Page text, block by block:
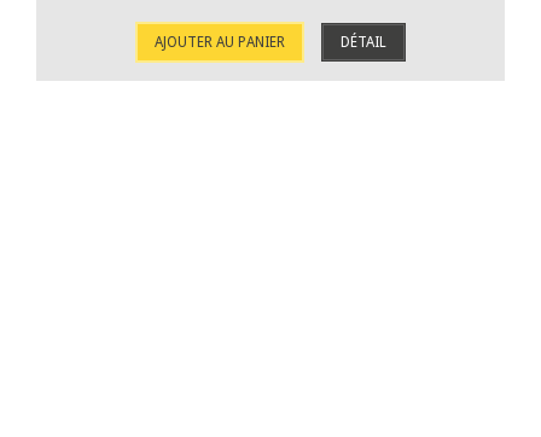
AJOUTER AU PANIER DÉTAIL